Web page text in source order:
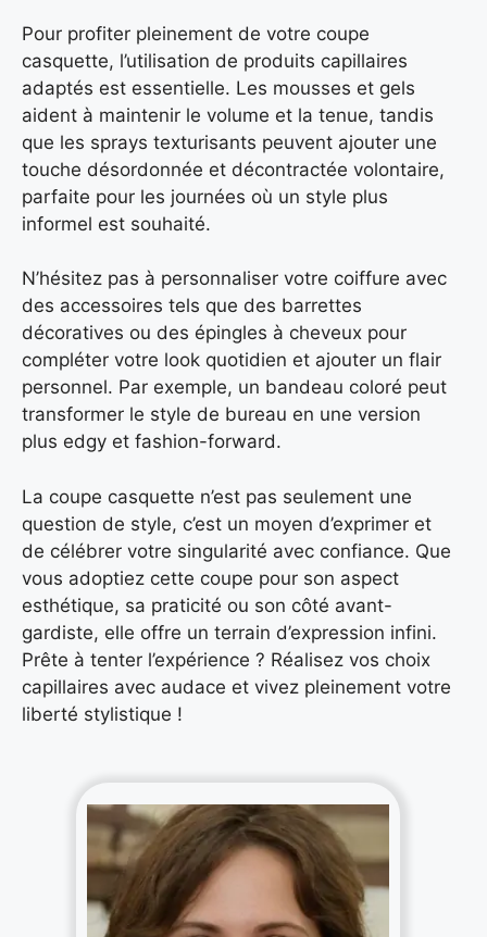
Pour profiter pleinement de votre coupe
casquette, l’utilisation de produits capillaires
adaptés est essentielle. Les mousses et gels
aident à maintenir le volume et la tenue, tandis
que les sprays texturisants peuvent ajouter une
touche désordonnée et décontractée volontaire,
parfaite pour les journées où un style plus
informel est souhaité.
N’hésitez pas à personnaliser votre coiffure avec
des accessoires tels que des barrettes
décoratives ou des épingles à cheveux pour
compléter votre look quotidien et ajouter un flair
personnel. Par exemple, un bandeau coloré peut
transformer le style de bureau en une version
plus edgy et fashion-forward.
La coupe casquette n’est pas seulement une
question de style, c’est un moyen d’exprimer et
de célébrer votre singularité avec confiance. Que
vous adoptiez cette coupe pour son aspect
esthétique, sa praticité ou son côté avant-
gardiste, elle offre un terrain d’expression infini.
Prête à tenter l’expérience ? Réalisez vos choix
capillaires avec audace et vivez pleinement votre
liberté stylistique !